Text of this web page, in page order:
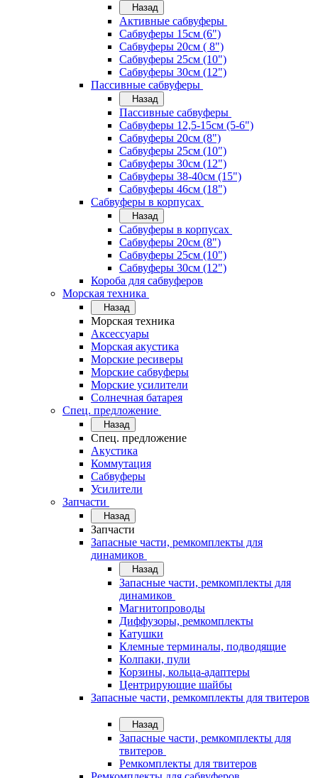
Назад
Активные сабвуферы
Сабвуферы 15см (6")
Сабвуферы 20см ( 8")
Сабвуферы 25см (10")
Сабвуферы 30см (12")
Пассивные сабвуферы
Назад
Пассивные сабвуферы
Сабвуферы 12,5-15см (5-6")
Сабвуферы 20см (8")
Сабвуферы 25см (10")
Сабвуферы 30см (12")
Сабвуферы 38-40см (15")
Сабвуферы 46см (18")
Сабвуферы в корпусах
Назад
Сабвуферы в корпусах
Сабвуферы 20см (8")
Сабвуферы 25см (10")
Сабвуферы 30см (12")
Короба для сабвуферов
Морская техника
Назад
Морская техника
Аксессуары
Морская акустика
Морские ресиверы
Морские сабвуферы
Морские усилители
Солнечная батарея
Спец. предложение
Назад
Спец. предложение
Акустика
Коммутация
Сабвуферы
Усилители
Запчасти
Назад
Запчасти
Запасные части, ремкомплекты для
динамиков
Назад
Запасные части, ремкомплекты для
динамиков
Магнитопроводы
Диффузоры, ремкомплекты
Катушки
Клемные терминалы, подводящие
Колпаки, пули
Корзины, кольца-адаптеры
Центрирующие шайбы
Запасные части, ремкомплекты для твитеров
Назад
Запасные части, ремкомплекты для
твитеров
Ремкомплекты для твитеров